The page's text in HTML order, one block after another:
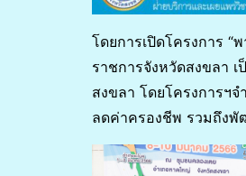
โดยการเปิดโครงการ
ราชการจังหวัดสงขลา
สงขลา โดยโครงการฯ
ลดค่าครองชีพ รวมถึง